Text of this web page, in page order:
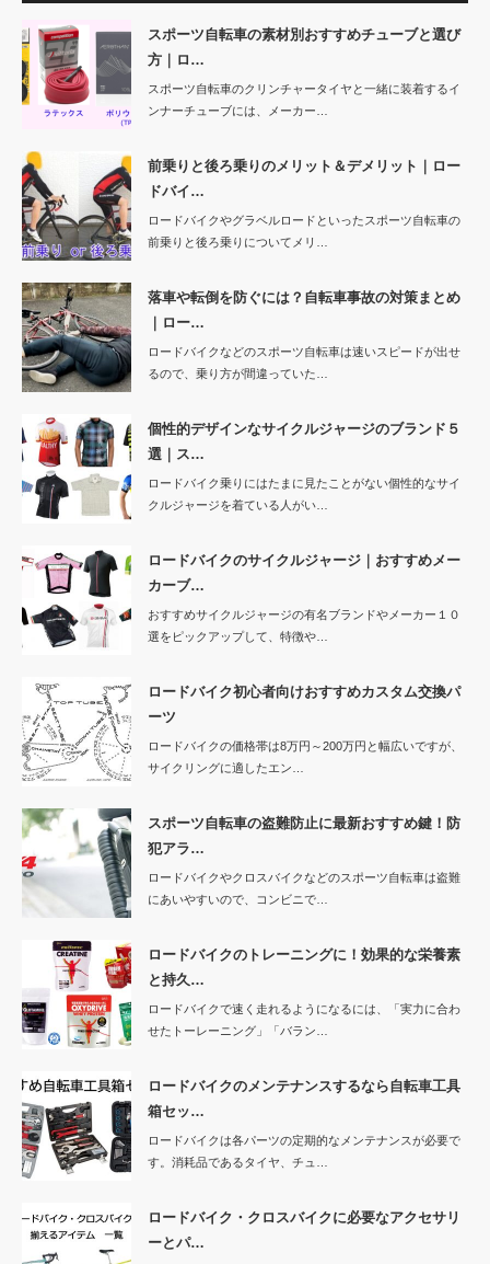
スポーツ自転車の素材別おすすめチューブと選び
方｜ロ…
スポーツ自転車のクリンチャータイヤと一緒に装着するイ
ンナーチューブには、メーカー…
前乗りと後ろ乗りのメリット＆デメリット｜ロー
ドバイ…
ロードバイクやグラベルロードといったスポーツ自転車の
前乗りと後ろ乗りについてメリ…
落車や転倒を防ぐには？自転車事故の対策まとめ
｜ロー…
ロードバイクなどのスポーツ自転車は速いスピードが出せ
るので、乗り方が間違っていた…
個性的デザインなサイクルジャージのブランド５
選｜ス…
ロードバイク乗りにはたまに見たことがない個性的なサイ
クルジャージを着ている人がい…
ロードバイクのサイクルジャージ｜おすすめメー
カーブ…
おすすめサイクルジャージの有名ブランドやメーカー１０
選をピックアップして、特徴や…
ロードバイク初心者向けおすすめカスタム交換パ
ーツ
ロードバイクの価格帯は8万円～200万円と幅広いですが、
サイクリングに適したエン…
スポーツ自転車の盗難防止に最新おすすめ鍵！防
犯アラ…
ロードバイクやクロスバイクなどのスポーツ自転車は盗難
にあいやすいので、コンビニで…
ロードバイクのトレーニングに！効果的な栄養素
と持久…
ロードバイクで速く走れるようになるには、「実力に合わ
せたトーレーニング」「バラン…
ロードバイクのメンテナンスするなら自転車工具
箱セッ…
ロードバイクは各パーツの定期的なメンテナンスが必要で
す。消耗品であるタイヤ、チュ…
ロードバイク・クロスバイクに必要なアクセサリ
ーとパ…